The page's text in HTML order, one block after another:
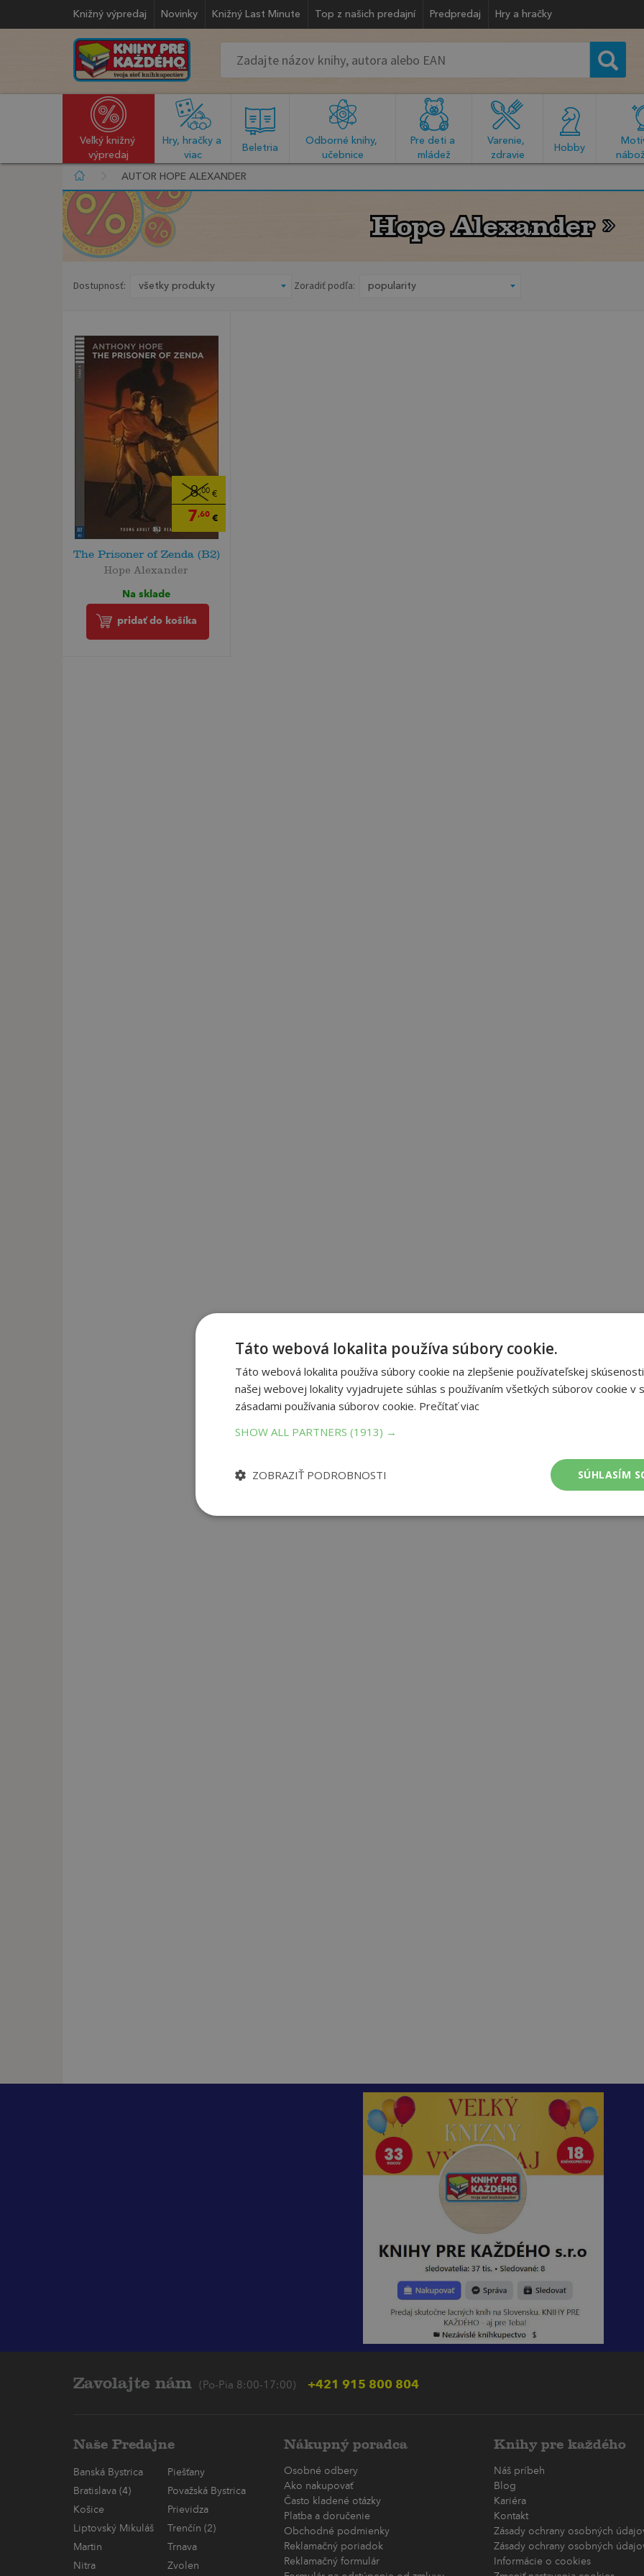
Knižný výpredaj Novinky Knižný Last Minute Top z našich predajní Predpredaj Hry a hračky
Veľký knižný
výpredaj
Hry, hračky a
viac
Beletria
Odborné knihy,
učebnice
Pre deti a
mládež
Varenie,
zdravie
Hobby
AUTOR HOPE ALEXANDER
Hope Alexander
Hope Alexander
Dostupnosť: Zoradiť podľa:
8,00 €
7,60 €
The Prisoner of Zenda (B2)
Hope Alexander
Na sklade
pridať do košíka
Zavolajte nám (Po-Pia 8:00-17:00) +421 915 800 804
Naše Predajne
Banská Bystrica
Piešťany
Bratislava (4)
Považská Bystrica
Košice
Prievidza
Liptovský Mikuláš
Trenčín (2)
Martin
Trnava
Nitra
Zvolen
Nákupný poradca
Osobné odbery
Ako nakupovať
Často kladené otázky
Platba a doručenie
Obchodné podmienky
Reklamačný poriadok
Reklamačný formulár
Knihy pre každého
Náš príbeh
Blog
Kariéra
Kontakt
Zásady ochrany osobných
Zásady ochrany osobných
Informácie o cookies
Táto webová lokalita používa súbory cookie.
Táto webová lokalita používa súbory cookie na zlepšenie používateľskej
našej webovej lokality vyjadrujete súhlas s používaním všetkých súborov cookie v
zásadami používania súborov cookie. Prečítať viac
SHOW ALL PARTNERS (1913) →
SÚHLASÍM
ZOBRAZIŤ PODROBNOSTI